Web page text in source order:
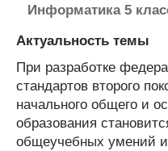
Информатика 5
Актуальность темы
При разработке
стандартов второго
начального общего и
образования
общеучебных умений и